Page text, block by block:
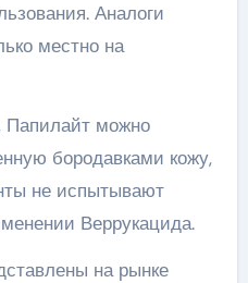
Аналоги
местно на
Папилайт можно
бородавками кожу,
не испытывают
Веррукацида.
на рынке